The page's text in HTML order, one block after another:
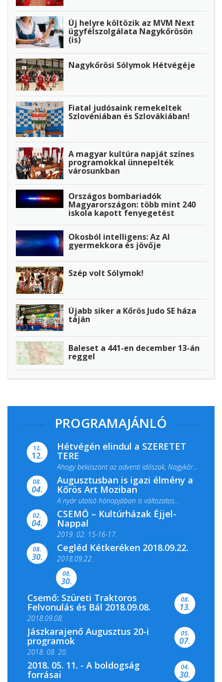
Új helyre költözik az MVM Next
ügyfélszolgálata Nagykőrösön
(is)
Nagykőrösi Sólymok Hétvégéje
Fiatal judósaink remekeltek
Szlovéniában és Szlovákiában!
A magyar kultúra napját színes
programokkal ünnepelték
városunkban
Országos bombariadók
Magyarországon: több mint 240
iskola kapott fenyegetést
Okosból intelligens: Az AI
gyermekkora és jövője
Szép volt Sólymok!
Újabb siker a Kőrös Judo SE háza
táján
Baleset a 441-en december 13-án
reggel
PROGRAMAJÁNLÓ
12.
12.
Hétvégén elindul a SZERETET
TERE
Ahogy beköszönt az adventi időszak, Nagykőrös
ismét megtelik ünnepi fénnyel és közös...
08.
04.
Augusztusban is igazi élmény a
Kőrös Art Moziban
A nyár utolsó hónapjában is változatos
filmkínálattal, családi...
02.
04.
CSEMŐ – Kultúrházak Éjjel-
Nappal
2019. 02. 15-16-17.
Színes és tartalmas programokkal várja a
Csemői Községi Könyvtár és...
08.
30.
Cegléd Kétkeréken 2018.09.22.
2018.09.22.
08.
30.
Csemő: Szüreti Traktoros
Felvonulás és Bál 2018.09.08.
2018.09.08.
08.
13.
Jászkarajenő Augusztus 20-i
programok
2018. 08. 20.
05.
07.
2018. 05. 11. - A boldogság
forrásai
04.
30.